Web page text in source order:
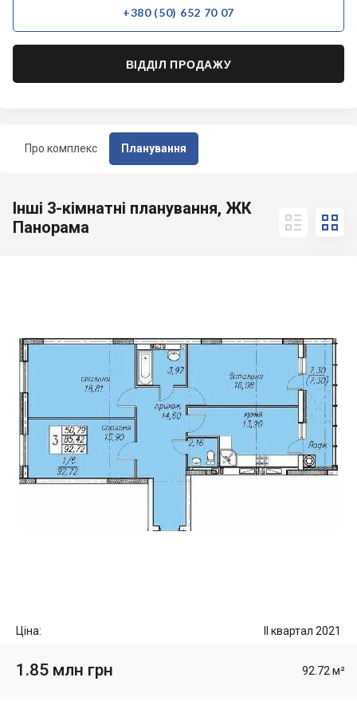
Про комплекс Планування
+380 (50) 652 70 07
ВІДДІЛ ПРОДАЖУ
Інші 3-кімнатні планування, ЖК
Панорама
 
Ціна: II квартал 2021
1.85 млн грн 92.72 м²